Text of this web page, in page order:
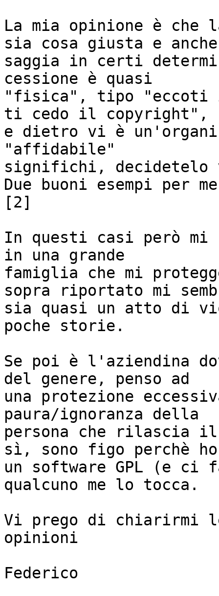
La mia opinione è che
sia cosa giusta e anche
saggia in certi
cessione è quasi
"fisica", tipo "eccoti
ti cedo il copyright",
e dietro vi è
"affidabile"
significhi, decidetelo
Due buoni esempi per
[2]
In questi casi però
in una grande
famiglia che mi
sopra riportato mi
sia quasi un atto di
poche storie.
Se poi è l'aziendina
del genere, penso ad
una protezione
paura/ignoranza della
persona che rilascia
sì, sono figo perchè ho
un software GPL (e ci
qualcuno me lo tocca.
Vi prego di chiarirmi
opinioni
Federico